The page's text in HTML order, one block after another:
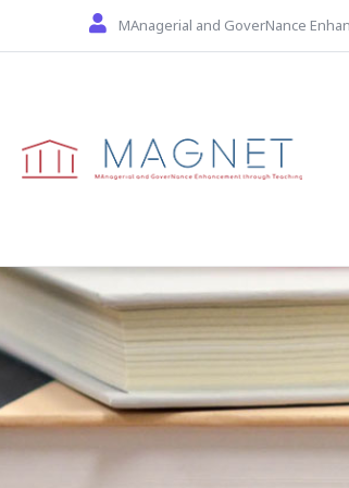
Skip to main contentMAnagerial and GoverNance